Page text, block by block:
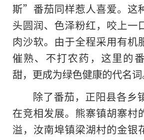
斯”番茄同样惹人喜爱。这
头圆润、色泽粉红，咬上一
肉沙软。由于全程采用有机
催熟、不打农药，这里的
甜，更成为绿色健康的代名词
除了番茄，正阳县各乡
在竞相发展。熊寨镇胡寨村
溢，汝南埠镇梁湖村的金银